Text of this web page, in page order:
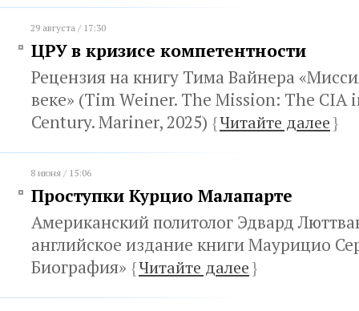
29 августа / 17:30
ЦРУ в кризисе компетентности
Рецензия на книгу Тима Вайнера
веке» (Tim Weiner. The Mission: The CIA
Century. Mariner, 2025) {Читайте далее}
8 июня / 15:06
Проступки Курцио Малапарте
Американский политолог Эдвард
английское издание книги Маурицио
Биография» {Читайте далее}